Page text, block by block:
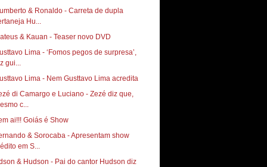
& Ronaldo - Carreta de dupla
Hu...
& Kauan - Teaser novo DVD
Lima - ‘Fomos pegos de surpresa’,
gui...
Lima - Nem Gusttavo Lima acredita
di Camargo e Luciano - Zezé diz que,
c...
ai!!! Goiás é Show
& Sorocaba - Apresentam show
em S...
& Hudson - Pai do cantor Hudson diz